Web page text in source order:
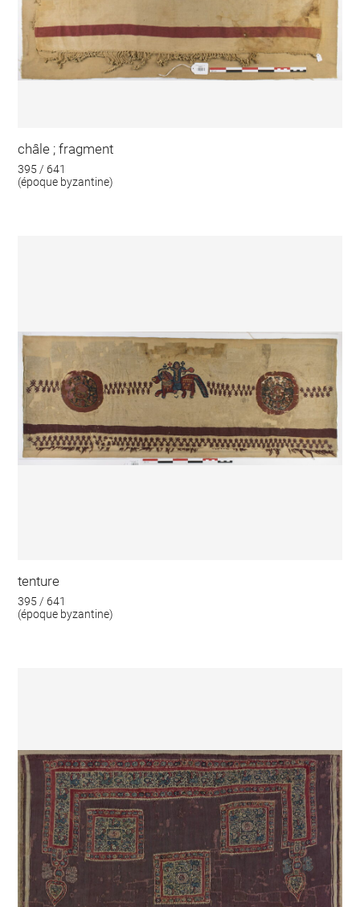
châle ; fragment
395 / 641
(époque byzantine)
tenture
395 / 641
(époque byzantine)